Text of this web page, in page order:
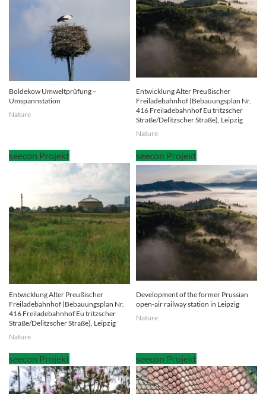
Boldekow Umweltprüfung –
Umspannstation
Nature
Entwicklung Alter Preußischer
Freiladebahnhof (Bebauungsplan Nr.
416 Freiladebahnhof Eu tritzscher
Straße/Delitzscher Straße), Leipzig
Nature
Entwicklung Alter Preußischer
Freiladebahnhof (Bebauungsplan Nr.
416 Freiladebahnhof Eu tritzscher
Straße/Delitzscher Straße), Leipzig
Nature
Development of the former Prussian
open-air railway station in Leipzig
Nature